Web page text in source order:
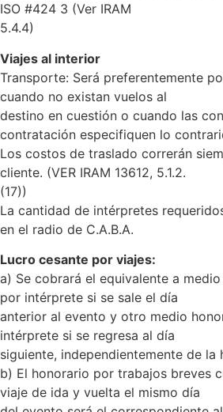
ISO #424 3 (Ver IRAM
5.4.4)
Viajes al interior
Transporte: Será preferentemente
cuando no existan vuelos al
destino en cuestión o cuando las
contratación especifiquen lo
Los costos de traslado correrán
cliente. (VER IRAM 13612, 5.1.2.
(17))
La cantidad de intérpretes
en el radio de C.A.B.A.
Lucro cesante por viajes:
a) Se cobrará el equivalente a
por intérprete si se sale el día
anterior al evento y otro medio
intérprete si se regresa al día
siguiente, independientemente de la
b) El honorario por trabajos breves
viaje de ida y vuelta el mismo día